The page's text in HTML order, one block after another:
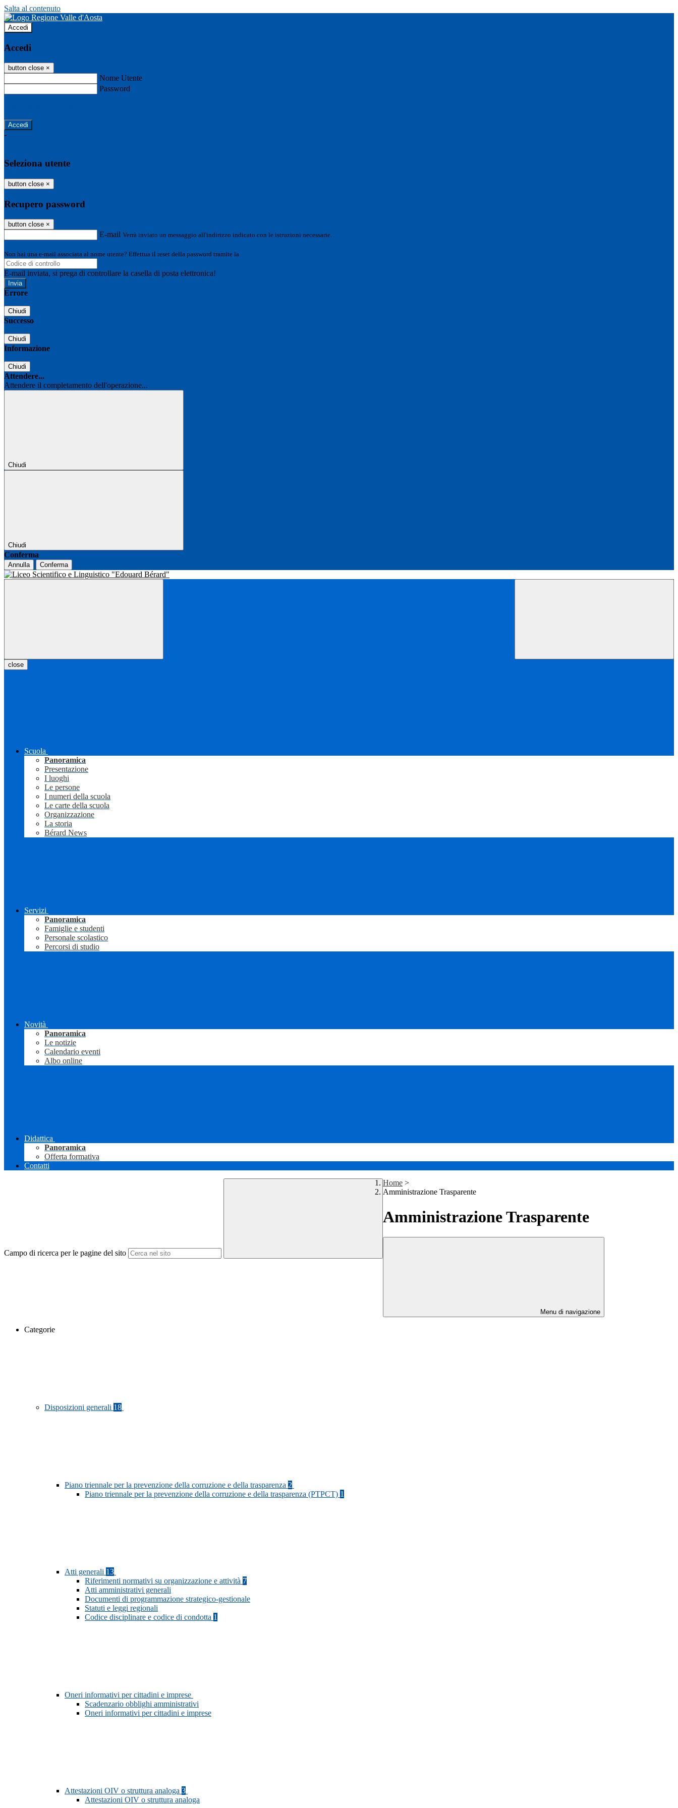
Salta al contenuto
Accedi
Accedi
button close ×
Nome Utente
Password
-
Seleziona utente
button close ×
Recupero password
button close ×
E-mail Verrà inviato un messaggio all'indirizzo indicato con le istruzioni necessarie.
Non hai una e-mail associata al nome utente? Effettua il reset della password tramite la
E-mail inviata, si prega di controllare la casella di posta elettronica!
Errore
Chiudi
Successo
Chiudi
Informazione
Chiudi
Attendere...
Attendere il completamento dell'operazione...
Chiudi
Chiudi
Conferma
Annulla Conferma
close
Scuola
Panoramica
Presentazione
I luoghi
Le persone
I numeri della scuola
Le carte della scuola
Organizzazione
La storia
Bérard News
Servizi
Panoramica
Famiglie e studenti
Personale scolastico
Percorsi di studio
Novità
Panoramica
Le notizie
Calendario eventi
Albo online
Didattica
Panoramica
Offerta formativa
Contatti
Campo di ricerca per le pagine del sito
Home >
Amministrazione Trasparente
Amministrazione Trasparente
Menu di navigazione
Categorie
Disposizioni generali 18
Piano triennale per la prevenzione della corruzione e della trasparenza 2
Piano triennale per la prevenzione della corruzione e della trasparenza (PTPCT) 1
Atti generali 13
Riferimenti normativi su organizzazione e attività 7
Atti amministrativi generali
Documenti di programmazione strategico-gestionale
Statuti e leggi regionali
Codice disciplinare e codice di condotta 1
Oneri informativi per cittadini e imprese
Scadenzario obblighi amministrativi
Oneri informativi per cittadini e imprese
Attestazioni OIV o struttura analoga 3
Attestazioni OIV o struttura analoga